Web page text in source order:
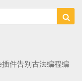
件告别古法编程编